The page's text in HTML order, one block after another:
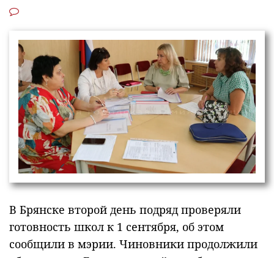
В Брянске второй день подряд проверяли
готовность школ к 1 сентября, об этом
сообщили в мэрии. Чиновники продолжили